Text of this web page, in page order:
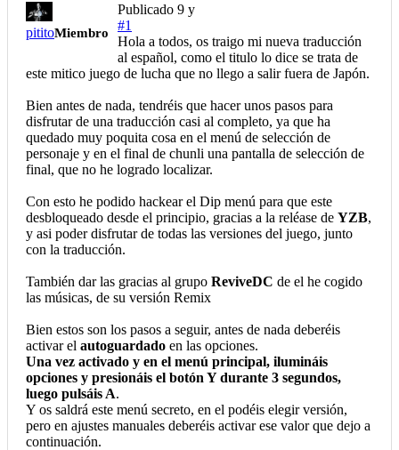
pititoMiembro
Publicado 9 y
#1
Hola a todos, os traigo mi nueva traducción
al español, como el titulo lo dice se trata de
este mitico juego de lucha que no llego a salir fuera de Japón.
Bien antes de nada, tendréis que hacer unos pasos para
disfrutar de una traducción casi al completo, ya que ha
quedado muy poquita cosa en el menú de selección de
personaje y en el final de chunli una pantalla de selección de
final, que no he logrado localizar.
Con esto he podido hackear el Dip menú para que este
desbloqueado desde el principio, gracias a la reléase de YZB,
y asi poder disfrutar de todas las versiones del juego, junto
con la traducción.
También dar las gracias al grupo ReviveDC de el he cogido
las músicas, de su versión Remix
Bien estos son los pasos a seguir, antes de nada deberéis
activar el autoguardado en las opciones.
Una vez activado y en el menú principal, ilumináis
opciones y presionáis el botón Y durante 3 segundos,
luego pulsáis A.
Y os saldrá este menú secreto, en el podéis elegir versión,
pero en ajustes manuales deberéis activar ese valor que dejo a
continuación.